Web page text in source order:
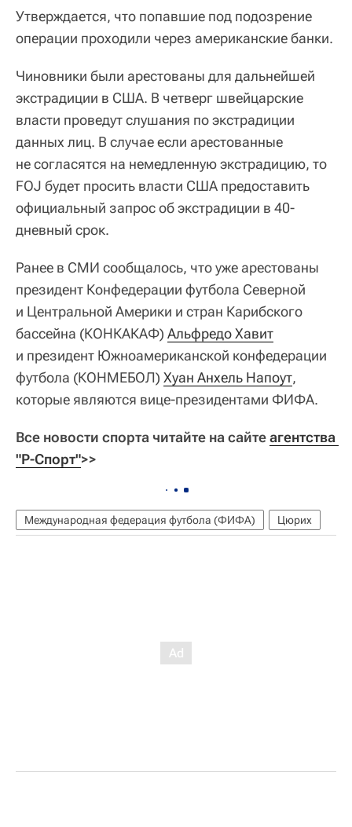
Утверждается, что попавшие под подозрение
операции проходили через американские банки.
Чиновники были арестованы для дальнейшей
экстрадиции в США. В четверг швейцарские
власти проведут слушания по экстрадиции
данных лиц. В случае если арестованные
не согласятся на немедленную экстрадицию, то
FOJ будет просить власти США предоставить
официальный запрос об экстрадиции в 40-
дневный срок.
Ранее в СМИ сообщалось, что уже арестованы
президент Конфедерации футбола Северной
и Центральной Америки и стран Карибского
бассейна (КОНКАКАФ) Альфредо Хавит
и президент Южноамериканской конфедерации
футбола (КОНМЕБОЛ) Хуан Анхель Напоут,
которые являются вице-президентами ФИФА.
Все новости спорта читайте на сайтеагентства
"Р-Спорт">>
Международная федерация футбола (ФИФА) Цюрих